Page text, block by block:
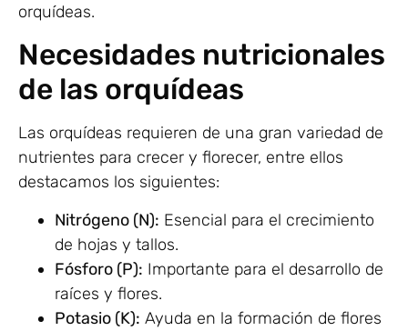
orquídeas.
Necesidades nutricionales
de las orquídeas
Las orquídeas requieren de una gran variedad de
nutrientes para crecer y florecer, entre ellos
destacamos los siguientes:
Nitrógeno (N): Esencial para el crecimiento
de hojas y tallos.
Fósforo (P): Importante para el desarrollo de
raíces y flores.
Potasio (K): Ayuda en la formación de flores